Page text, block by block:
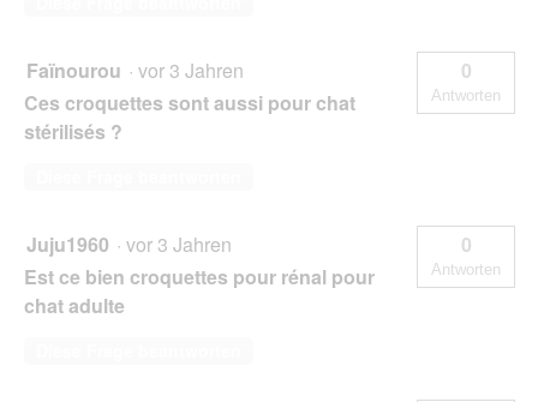
Faïnourou · vor 3 Jahren
Ces croquettes sont aussi pour chat
stérilisés ?
0
Antworten
Juju1960 · vor 3 Jahren
Est ce bien croquettes pour rénal pour
chat adulte
0
Antworten